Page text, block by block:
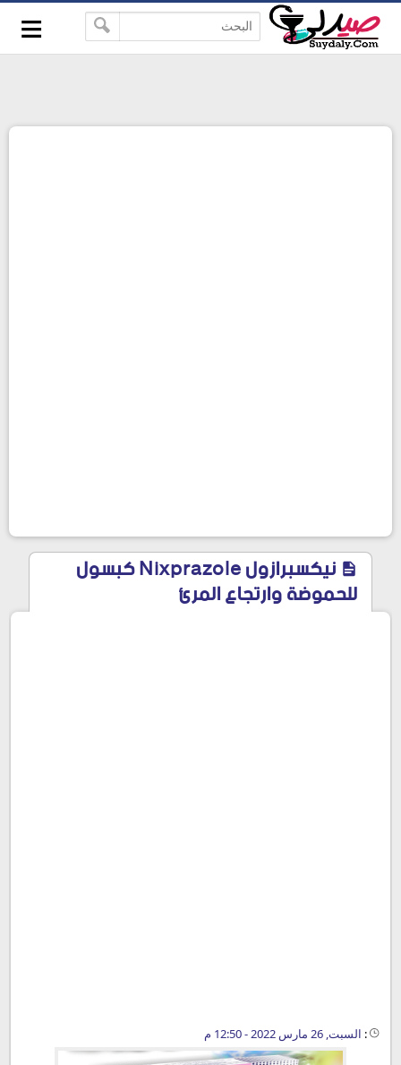
-->
google-site-verification=pbBDctPvwZJkSEHg2-
vmZ_yu86_9u3jQJgGN9H2FF9w
≡
نيكسبرازول Nixprazole كبسول
للحموضة وارتجاع المرئ
: السبت, 26 مارس 2022 - 12:50 م